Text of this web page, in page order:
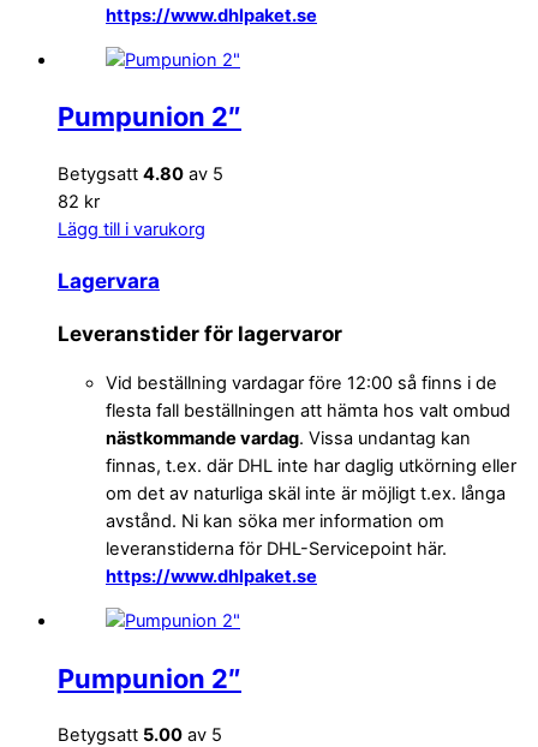
https://www.dhlpaket.se
Pumpunion 2″
Betygsatt 4.80 av 5
82 kr
Lägg till i varukorg
Lagervara
Leveranstider för lagervaror
Vid beställning vardagar före 12:00 så finns i de
flesta fall beställningen att hämta hos valt ombud
nästkommande vardag. Vissa undantag kan
finnas, t.ex. där DHL inte har daglig utkörning eller
om det av naturliga skäl inte är möjligt t.ex. långa
avstånd. Ni kan söka mer information om
leveranstiderna för DHL-Servicepoint här.
https://www.dhlpaket.se
Pumpunion 2″
Betygsatt 5.00 av 5